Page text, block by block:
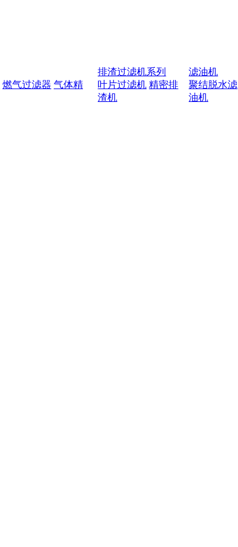
燃气过滤器 气体精
排渣过滤机系列
叶片过滤机 精密排
渣机
滤油机
聚结脱水滤
油机